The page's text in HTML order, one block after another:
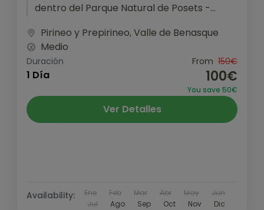
dentro del Parque Natural de Posets -
Pirineo y Prepirineo,Valle de Benasque
Medio
Duración
1 Día
From 150€
100€
You save 50€
Ver Detalles
Availability: Ene Feb Mar Abr May
Jun
Jul
Ago Sep Oct Nov Dic